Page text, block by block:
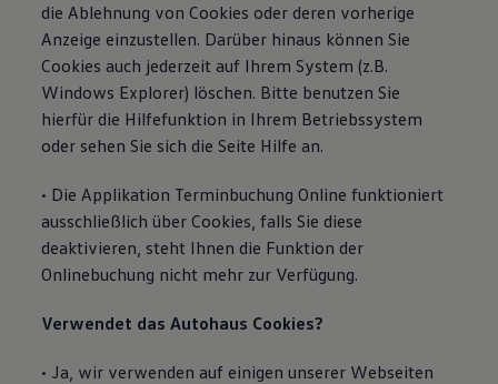
die Ablehnung von Cookies oder deren vorherige
Anzeige einzustellen. Darüber hinaus können Sie
Cookies auch jederzeit auf Ihrem System (z.B.
Windows Explorer) löschen. Bitte benutzen Sie
hierfür die Hilfefunktion in Ihrem Betriebssystem
oder sehen Sie sich die Seite Hilfe an.
• Die Applikation Terminbuchung Online funktioniert
ausschließlich über Cookies, falls Sie diese
deaktivieren, steht Ihnen die Funktion der
Onlinebuchung nicht mehr zur Verfügung.
Verwendet das Autohaus Cookies?
• Ja, wir verwenden auf einigen unserer Webseiten